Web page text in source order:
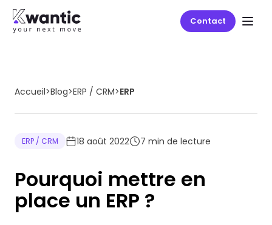
Contact
Accueil>Blog>ERP / CRM>ERP
ERP / CRM 18 août 2022 7 min de lecture
Pourquoi mettre en
place un ERP ?